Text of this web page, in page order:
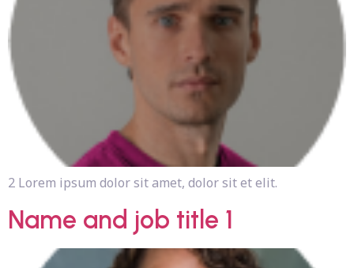
2 Lorem ipsum dolor sit amet, dolor sit et elit.
Name and job title 1